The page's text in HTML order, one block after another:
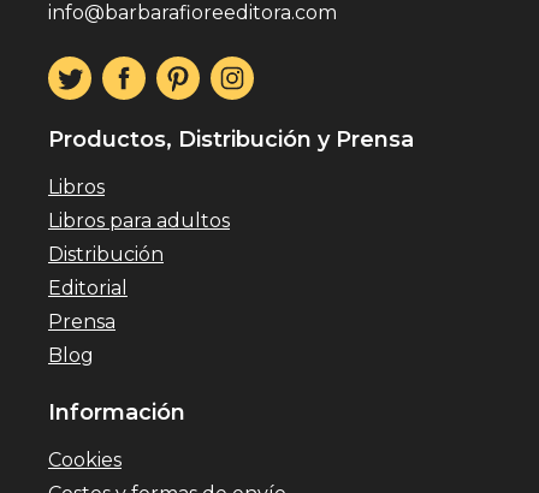
info@barbarafioreeditora.com
Productos, Distribución y Prensa
Libros
Libros para adultos
Distribución
Editorial
Prensa
Blog
Información
Cookies